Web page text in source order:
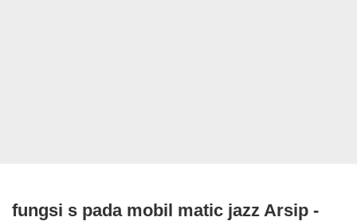
fungsi s pada mobil matic jazz Arsip -